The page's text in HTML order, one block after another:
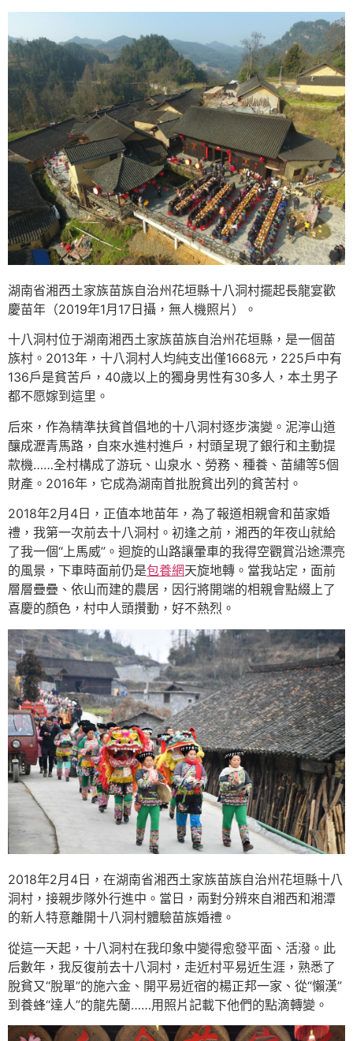
湖南省湘西土家族苗族自治州花垣縣十八洞村擺起長龍宴歡
慶苗年（2019年1月17日攝，無人機照片）。
十八洞村位于湖南湘西土家族苗族自治州花垣縣，是一個苗
族村。2013年，十八洞村人均純支出僅1668元，225戶中有
136戶是貧苦戶，40歲以上的獨身男性有30多人，本土男子
都不愿嫁到這里。
后來，作為精準扶貧首倡地的十八洞村逐步演變。泥濘山道
釀成瀝青馬路，自來水進村進戶，村頭呈現了銀行和主動提
款機……全村構成了游玩、山泉水、勞務、種養、苗繡等5個
財產。2016年，它成為湖南首批脫貧出列的貧苦村。
2018年2月4日，正值本地苗年，為了報道相親會和苗家婚
禮，我第一次前去十八洞村。初逢之前，湘西的年夜山就給
了我一個“上馬威”。迴旋的山路讓暈車的我得空觀賞沿途漂亮
的風景，下車時面前仍是包養網天旋地轉。當我站定，面前
層層疊疊、依山而建的農居，因行將開端的相親會點綴上了
喜慶的顏色，村中人頭攢動，好不熱烈。
2018年2月4日，在湖南省湘西土家族苗族自治州花垣縣十八
洞村，接親步隊外行進中。當日，兩對分辨來自湘西和湘潭
的新人特意離開十八洞村體驗苗族婚禮。
從這一天起，十八洞村在我印象中變得愈發平面、活潑。此
后數年，我反復前去十八洞村，走近村平易近生涯，熟悉了
脫貧又“脫單”的施六金、開平易近宿的楊正邦一家、從“懶漢”
到養蜂“達人”的龍先蘭……用照片記載下他們的點滴轉變。